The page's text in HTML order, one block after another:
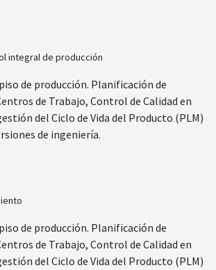
integral de producción
de producción. Planificación de
de Trabajo, Control de Calidad en
del Ciclo de Vida del Producto (PLM)
de ingeniería.
de producción. Planificación de
de Trabajo, Control de Calidad en
del Ciclo de Vida del Producto (PLM)